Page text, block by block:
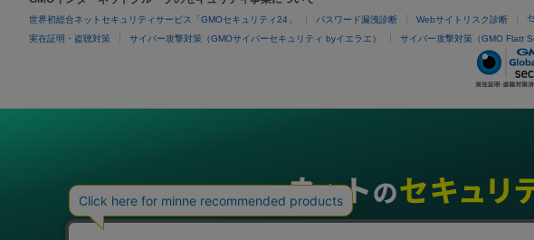
世界初総合ネットセキュリティサービス「GMOセキュリティ24」 パスワード漏洩診断 Webサイトリスク診断
実在証明・盗聴対策 サイバー攻撃対策（GMOサイバーセキュリティ byイエラエ） サイバー攻撃対策（GMO Flatt